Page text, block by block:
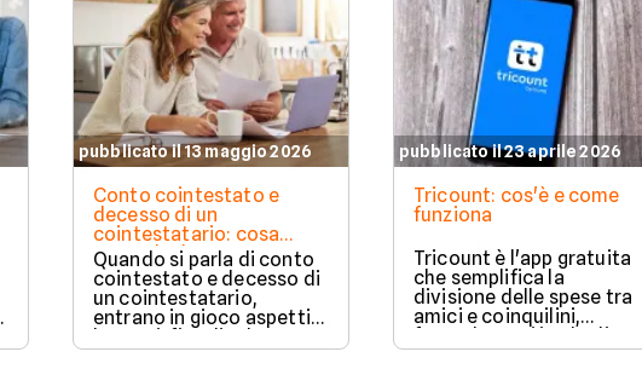
pubblicato il 13 maggio 2026
Conto cointestato e
decesso di un
cointestatario: cosa
succede davvero tra
blocchi, quote e
successione
Quando si parla di conto
cointestato e decesso di
un cointestatario,
entrano in gioco aspetti
bancari, fiscali ed
ereditari che spesso
pubblicato il 23 aprile 2026
Tricount: cos'è e come
funziona
Tricount è l'app gratuita
che semplifica la
divisione delle spese tra
amici e coinquilini,
facendo tutti i calcoli
difficili al posto tuo.